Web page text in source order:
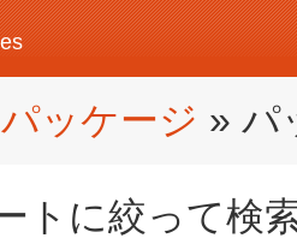
パッケージ » パ
トに絞って検